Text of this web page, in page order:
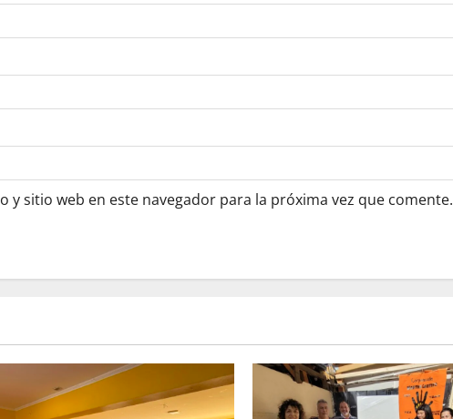
sitio web en este navegador para la próxima vez que comente.